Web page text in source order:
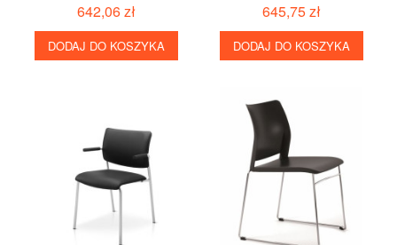
642,06 zł
DODAJ DO KOSZYKA
645,75 zł
DODAJ DO KOSZYKA